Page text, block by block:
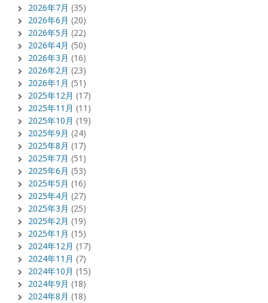
2026年7月 (35)
2026年6月 (20)
2026年5月 (22)
2026年4月 (50)
2026年3月 (16)
2026年2月 (23)
2026年1月 (51)
2025年12月 (17)
2025年11月 (11)
2025年10月 (19)
2025年9月 (24)
2025年8月 (17)
2025年7月 (51)
2025年6月 (53)
2025年5月 (16)
2025年4月 (27)
2025年3月 (25)
2025年2月 (19)
2025年1月 (15)
2024年12月 (17)
2024年11月 (7)
2024年10月 (15)
2024年9月 (18)
2024年8月 (18)